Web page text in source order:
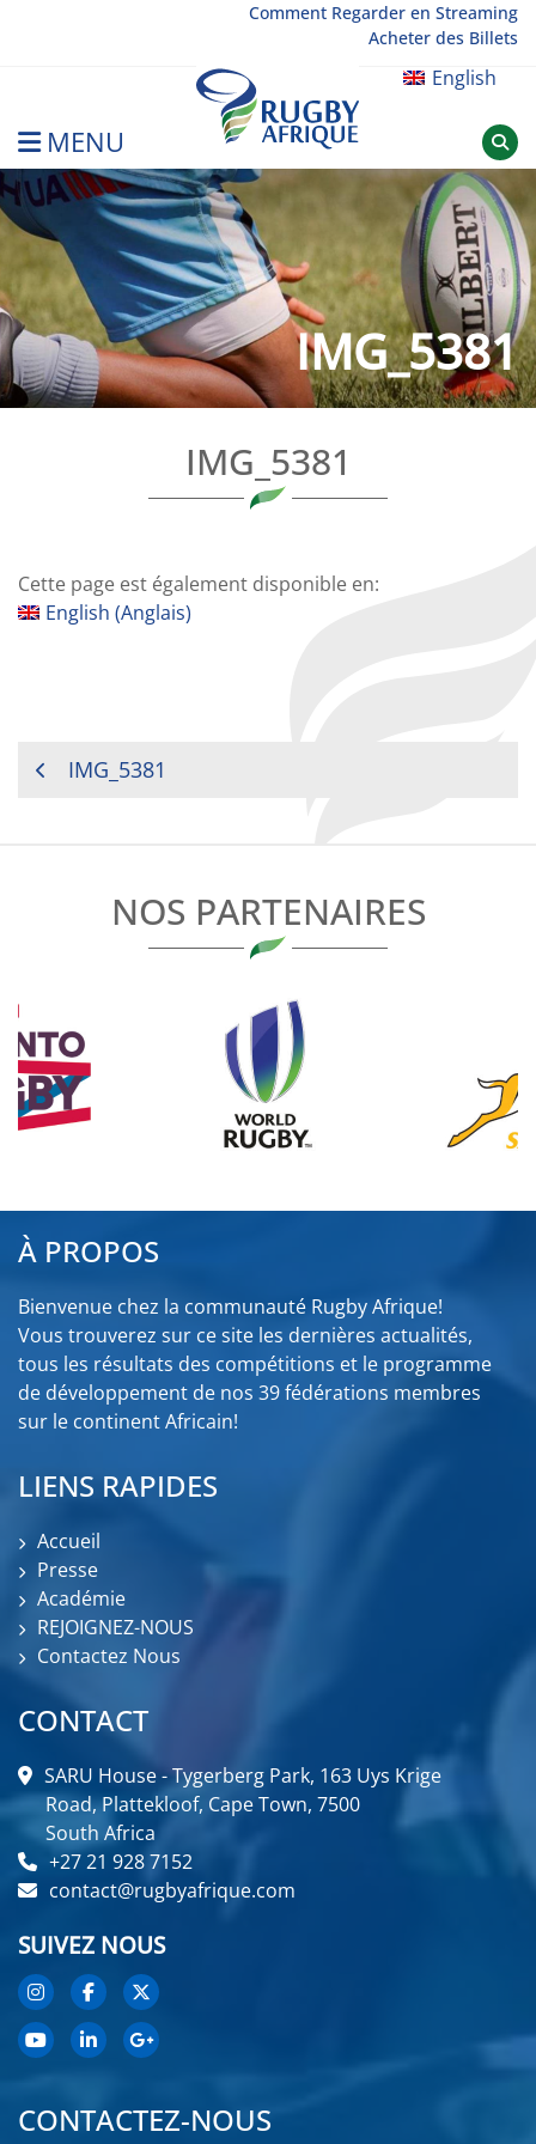
Comment Regarder en Streaming
Acheter des Billets
English
MENU
Rugby Afrique
IMG_5381
IMG_5381
Cette page est également disponible en:
English (Anglais)
NAVIGATION
IMG_5381
NOS PARTENAIRES
À PROPOS
Bienvenue chez la communauté Rugby Afrique!
Vous trouverez sur ce site les dernières actualités,
tous les résultats des compétitions et le programme
de développement de nos 39 fédérations membres
sur le continent Africain!
LIENS RAPIDES
Accueil
Presse
Académie
REJOIGNEZ-NOUS
Contactez Nous
CONTACT
SARU House - Tygerberg Park, 163 Uys Krige
Road, Plattekloof, Cape Town, 7500
South Africa
+27 21 928 7152
contact@rugbyafrique.com
SUIVEZ NOUS
CONTACTEZ-NOUS